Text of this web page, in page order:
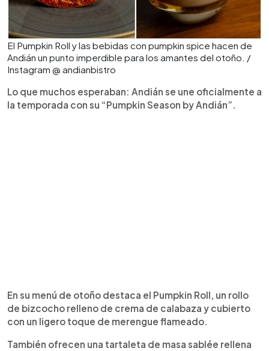
El Pumpkin Roll y las bebidas con pumpkin spice hacen de
Andián un punto imperdible para los amantes del otoño. /
Instagram @ andianbistro
Lo que muchos esperaban: Andián se une oficialmente a
la temporada con su “Pumpkin Season by Andián”.
En su menú de otoño destaca el Pumpkin Roll, un rollo
de bizcocho relleno de crema de calabaza y cubierto
con un ligero toque de merengue flameado.
También ofrecen una tartaleta de masa sablée rellena